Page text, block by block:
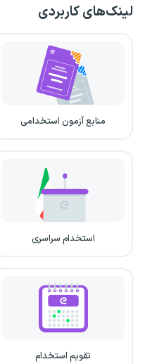
لینک‌های کاربردی
منابع آزمون استخدامی
استخدام سراسری
تقویم استخدام